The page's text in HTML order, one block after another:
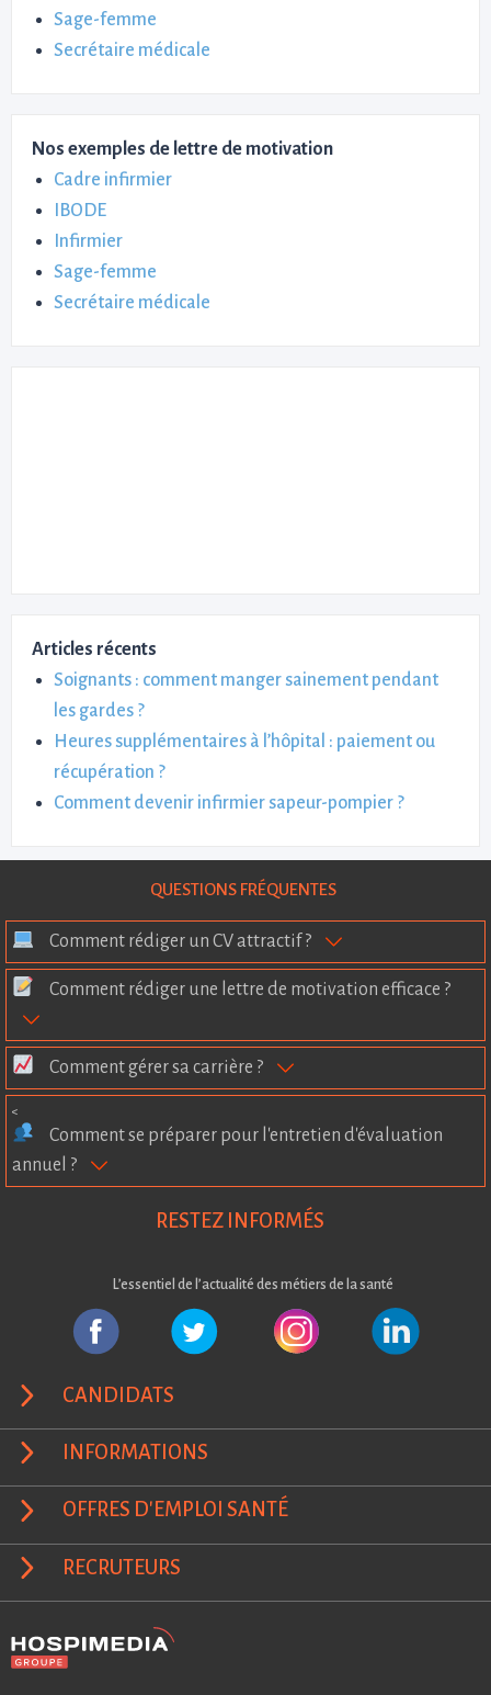
Sage-femme
Secrétaire médicale
Nos exemples de lettre de motivation
Cadre infirmier
IBODE
Infirmier
Sage-femme
Secrétaire médicale
Articles récents
Soignants : comment manger sainement pendant
les gardes ?
Heures supplémentaires à l’hôpital : paiement ou
récupération ?
Comment devenir infirmier sapeur-pompier ?
QUESTIONS FRÉQUENTES
Comment rédiger un CV attractif ?
Comment rédiger une lettre de motivation efficace ?
Comment gérer sa carrière ?
<
Comment se préparer pour l'entretien d'évaluation
annuel ?
RESTEZ INFORMÉS
L’essentiel de l’actualité des métiers de la santé
CANDIDATS
INFORMATIONS
OFFRES D'EMPLOI SANTÉ
RECRUTEURS